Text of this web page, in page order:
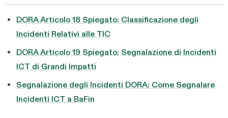
DORA Articolo 18 Spiegato: Classificazione degli
Incidenti Relativi alle TIC
DORA Articolo 19 Spiegato: Segnalazione di Incidenti
ICT di Grandi Impatti
Segnalazione degli Incidenti DORA: Come Segnalare
Incidenti ICT a BaFin